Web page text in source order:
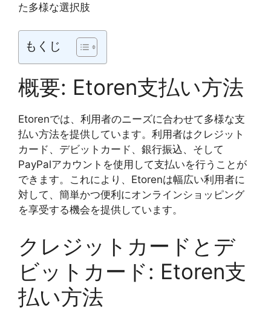
た多様な選択肢
もくじ
概要: Etoren支払い方法
Etorenでは、利用者のニーズに合わせて多様な支
払い方法を提供しています。利用者はクレジット
カード、デビットカード、銀行振込、そして
PayPalアカウントを使用して支払いを行うことが
できます。これにより、Etorenは幅広い利用者に
対して、簡単かつ便利にオンラインショッピング
を享受する機会を提供しています。
クレジットカードとデ
ビットカード: Etoren支
払い方法